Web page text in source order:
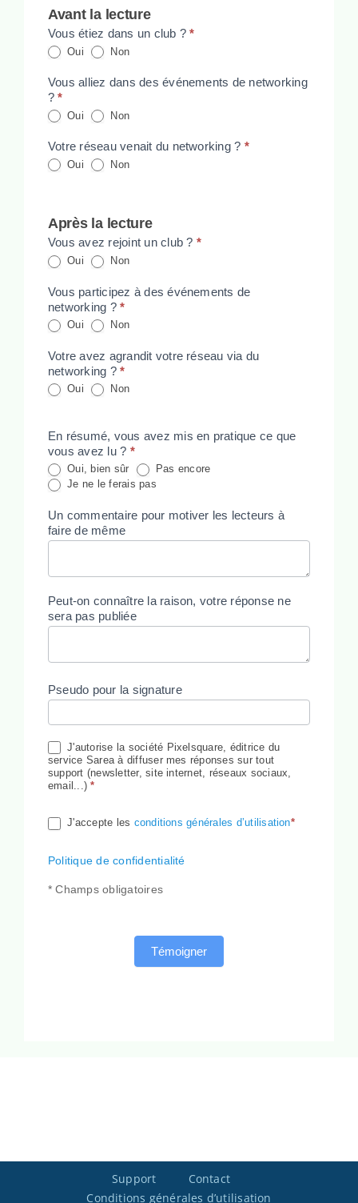
Avant la lecture
Vous étiez dans un club ?*
Oui Non
Vous alliez dans des événements de networking
?*
Oui Non
Votre réseau venait du networking ? *
Oui Non
Après la lecture
Vous avez rejoint un club ? *
Oui Non
Vous participez à des événements de
networking ?*
Oui Non
Votre avez agrandit votre réseau via du
networking ?*
Oui Non
En résumé, vous avez mis en pratique ce que
vous avez lu ? *
Oui, bien sûr
Pas encore
Je ne le ferais pas
Un commentaire pour motiver les lecteurs à
faire de même
Peut-on connaître la raison, votre réponse ne
sera pas publiée
Pseudo pour la signature
J'autorise la société Pixelsquare, éditrice du
service Sarea à diffuser mes réponses sur tout
support (newsletter, site internet, réseaux sociaux,
email...)*
J'accepte les conditions générales d’utilisation*
Politique de confidentialité
* Champs obligatoires
Témoigner
Support
Contact
Conditions générales d’utilisation